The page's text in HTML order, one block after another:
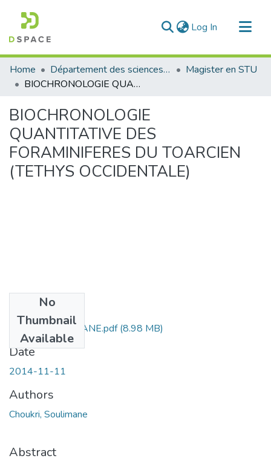
Log In (current)
Communities & Collections
All of DSpace
Home Département des sciences de la terre et de l'univers
Magister en STU
BIOCHRONOLOGIE QUANTITATIVE DES FORAMINIFERES DU TOARCIEN (TETHYS OCCIDENTALE)
BIOCHRONOLOGIE
QUANTITATIVE DES
FORAMINIFERES DU TOARCIEN
(TETHYS OCCIDENTALE)
No
Thumbnail
Available
Choukri-SOULIMANE.pdf(8.98 MB)
Date
2014-11-11
Authors
Choukri, Soulimane
Abstract